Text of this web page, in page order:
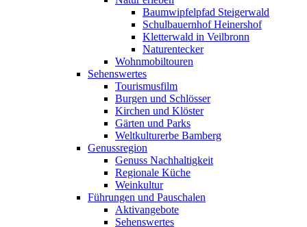
Baumwipfelpfad Steigerwald
Schulbauernhof Heinershof
Kletterwald in Veilbronn
Naturentecker
Wohnmobiltouren
Sehenswertes
Tourismusfilm
Burgen und Schlösser
Kirchen und Klöster
Gärten und Parks
Weltkulturerbe Bamberg
Genussregion
Genuss Nachhaltigkeit
Regionale Küche
Weinkultur
Führungen und Pauschalen
Aktivangebote
Sehenswertes